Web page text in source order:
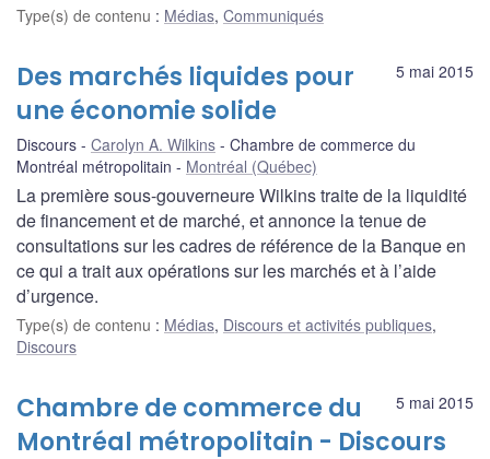
Type(s) de contenu : Médias, Communiqués
5 mai 2015
Des marchés liquides pour
une économie solide
Discours Carolyn A. Wilkins
Chambre de commerce du
Montréal métropolitain
Montréal (Québec)
La première sous-gouverneure Wilkins traite de la liquidité
de financement et de marché, et annonce la tenue de
consultations sur les cadres de référence de la Banque en
ce qui a trait aux opérations sur les marchés et à l’aide
d’urgence.
Type(s) de contenu : Médias, Discours et activités publiques,
Discours
5 mai 2015
Chambre de commerce du
Montréal métropolitain - Discours